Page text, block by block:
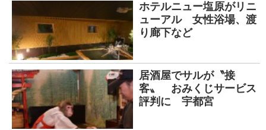
ホテルニュー塩原がリニ
ューアル 女性浴場、渡
り廊下など
居酒屋でサルが〝接
客〟 おみくじサービス
評判に 宇都宮